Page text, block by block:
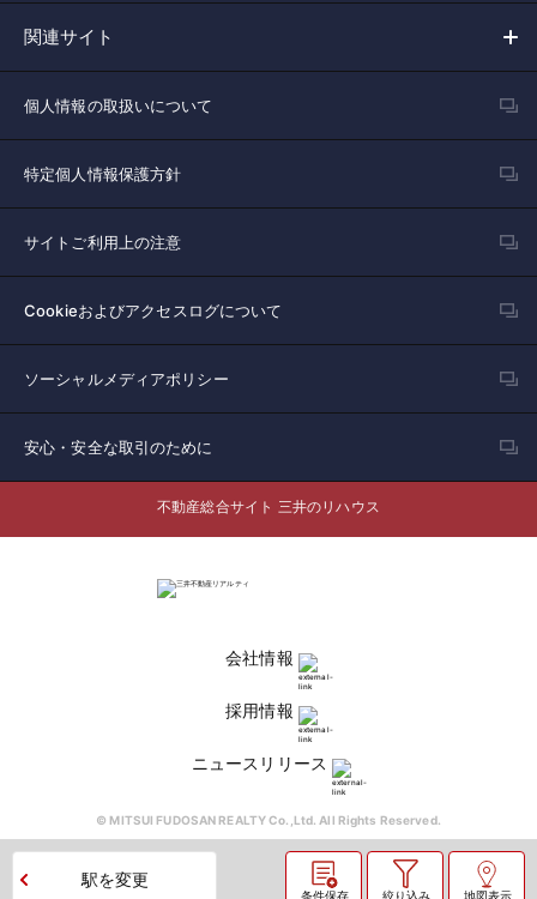
駅を変更
条件保存 絞り込み 地図表示
関連サイト
個人情報の取扱いについて
特定個人情報保護方針
サイトご利用上の注意
Cookieおよびアクセスログについて
ソーシャルメディアポリシー
安心・安全な取引のために
不動産総合サイト 三井のリハウス
会社情報
採用情報
ニュースリリース
© MITSUI FUDOSAN REALTY Co.,Ltd. All Rights Reserved.